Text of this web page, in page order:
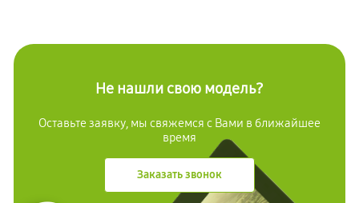
Не нашли свою модель?
Оставьте заявку, мы свяжемся с Вами в ближайшее
время
Заказать звонок